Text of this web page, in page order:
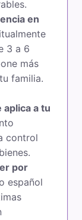
en
3 a 6
más
familia.
a tu
control
por
español